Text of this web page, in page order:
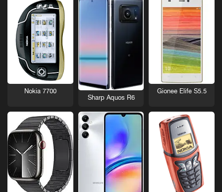
Gionee Elife S5.5
Sharp Aquos R6
Nokia 7700